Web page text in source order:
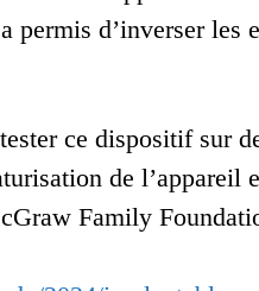
permis d’inverser
ce dispositif sur
de l’appareil
Family